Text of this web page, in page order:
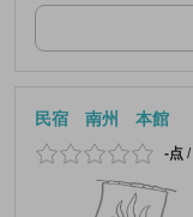
民宿 南州 本館
-点 /